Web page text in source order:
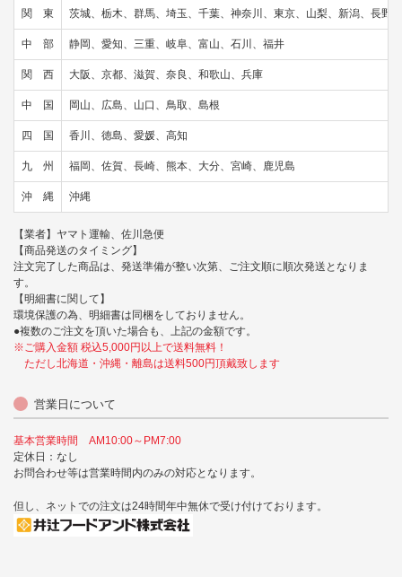
関 東 茨城、栃木、群馬、埼玉、千葉、神奈川、東京、山梨、新潟、長野
中 部 静岡、愛知、三重、岐阜、富山、石川、福井
関 西 大阪、京都、滋賀、奈良、和歌山、兵庫
中 国 岡山、広島、山口、鳥取、島根
四 国 香川、徳島、愛媛、高知
九 州 福岡、佐賀、長崎、熊本、大分、宮崎、鹿児島
沖 縄 沖縄
【業者】ヤマト運輸、佐川急便
【商品発送のタイミング】
注文完了した商品は、発送準備が整い次第、ご注文順に順次発送となりま
す。
【明細書に関して】
環境保護の為、明細書は同梱をしておりません。
●複数のご注文を頂いた場合も、上記の金額です。
※ご購入金額 税込5,000円以上で送料無料！
ただし北海道・沖縄・離島は送料500円頂戴致します
営業日について
基本営業時間 AM10:00～PM7:00
定休日：なし
お問合わせ等は営業時間内のみの対応となります。
但し、ネットでの注文は24時間年中無休で受け付けております。